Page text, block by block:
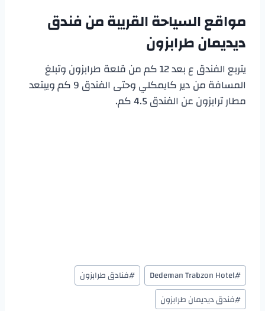
مواقع السياحة القريبة منفندق
ديديمان طرابزون
يتربع الفندق ع بعد 12 كم من قلعة طرابزون وتبلغ
المسافة من دير كايمكلي وحتى الفندق 9 كم ويبتعد
مطار ترابزون عن الفندق 4.5 كم.
#
Dedeman Trabzon Hotel
#فنادق طرابزون
#فندق ديديمان طرابزون